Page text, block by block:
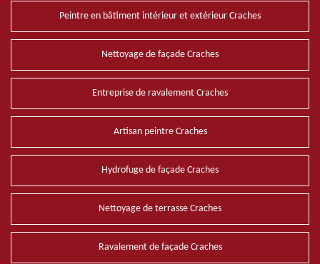
Peintre en bâtiment intérieur et extérieur Craches
Nettoyage de façade Craches
Entreprise de ravalement Craches
Artisan peintre Craches
Hydrofuge de façade Craches
Nettoyage de terrasse Craches
Ravalement de façade Craches